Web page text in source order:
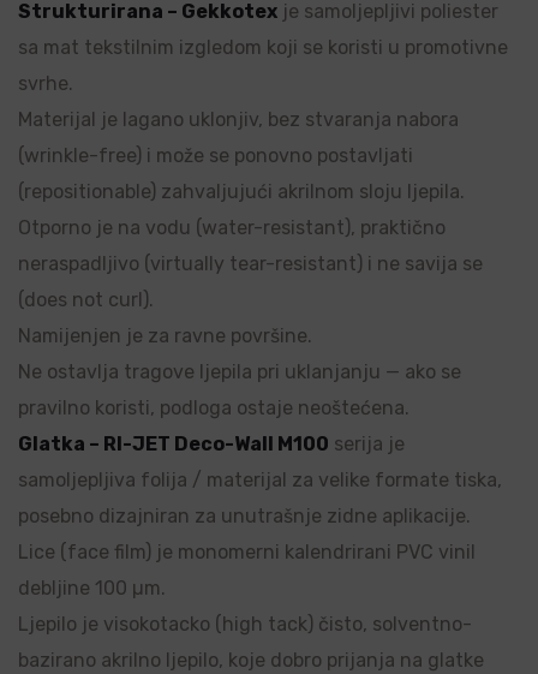
Strukturirana – Gekkotex je samoljepljivi poliester
sa mat tekstilnim izgledom koji se koristi u promotivne
svrhe.
Materijal je lagano uklonjiv, bez stvaranja nabora
(wrinkle-free) i može se ponovno postavljati
(repositionable) zahvaljujući akrilnom sloju ljepila.
Otporno je na vodu (water-resistant), praktično
neraspadljivo (virtually tear-resistant) i ne savija se
(does not curl).
Namijenjen je za ravne površine.
Ne ostavlja tragove ljepila pri uklanjanju — ako se
pravilno koristi, podloga ostaje neoštećena.
Glatka – RI-JET Deco-Wall M100 serija je
samoljepljiva folija / materijal za velike formate tiska,
posebno dizajniran za unutrašnje zidne aplikacije.
Lice (face film) je monomerni kalendrirani PVC vinil
debljine 100 µm.
Ljepilo je visokotacko (high tack) čisto, solventno-
bazirano akrilno ljepilo, koje dobro prijanja na glatke